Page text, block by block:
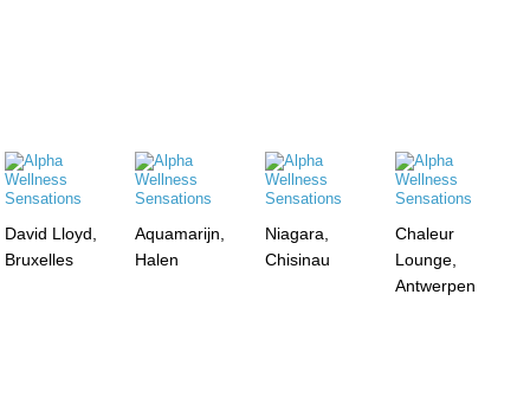
David Lloyd,
Bruxelles
Aquamarijn,
Halen
Niagara,
Chisinau
Chaleur
Lounge,
Antwerpen